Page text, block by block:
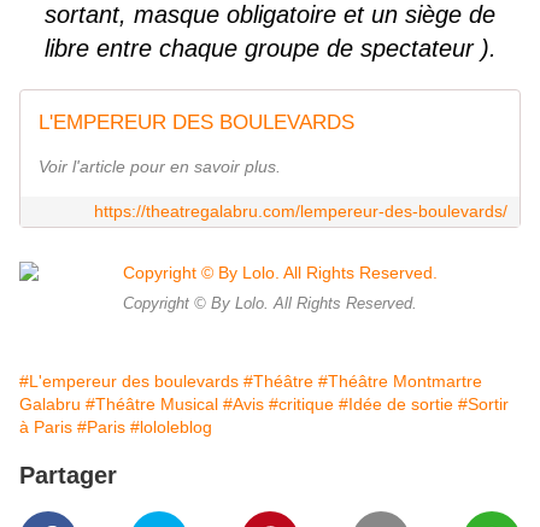
sortant, masque obligatoire et un siège de
libre entre chaque groupe de spectateur ).
L'EMPEREUR DES BOULEVARDS
Voir l'article pour en savoir plus.
https://theatregalabru.com/lempereur-des-boulevards/
Copyright © By Lolo. All Rights Reserved.
#L'empereur des boulevards #Théâtre #Théâtre Montmartre
Galabru #Théâtre Musical #Avis #critique #Idée de sortie #Sortir
à Paris #Paris #lololeblog
Partager